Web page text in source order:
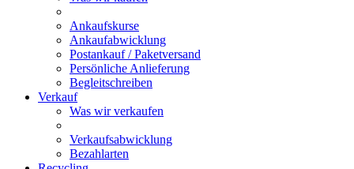
Ankaufskurse
Ankaufabwicklung
Postankauf / Paketversand
Persönliche Anlieferung
Begleitschreiben
Verkauf
Was wir verkaufen
Verkaufsabwicklung
Bezahlarten